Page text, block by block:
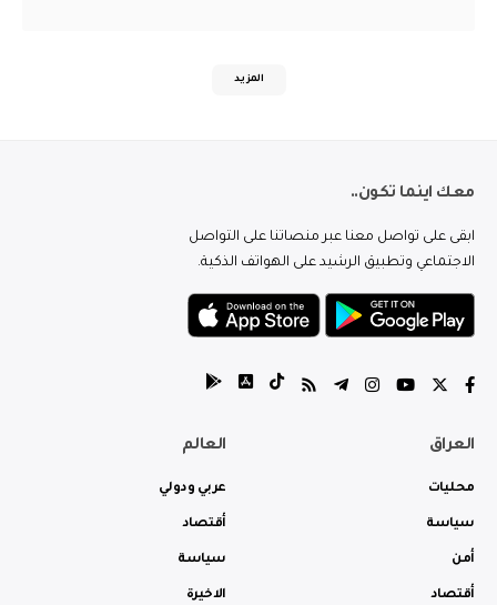
المزيد
معك اينما تكون..
ابقى على تواصل معنا عبر منصاتنا على التواصل
الاجتماعي وتطبيق الرشيد على الهواتف الذكية.
العراق
محليات
سياسة
أمن
أقتصاد
العالم
عربي ودولي
أقتصاد
سياسة
الاخيرة